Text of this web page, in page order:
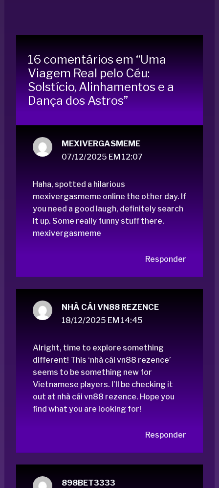
16 comentários em “Uma
Viagem Real pelo Céu:
Solstício, Alinhamentos e a
Dança dos Astros”
MEXIVERGASMEME
07/12/2025 EM 12:07
Haha, spotted a hilarious
mexivergasmeme online the other day. If
you need a good laugh, definitely search
it up. Some really funny stuff there.
mexivergasmeme
Responder
NHÀ CÁI VN88 REZENCE
18/12/2025 EM 14:45
Alright, time to explore something
different! This ‘nhà cái vn88 rezence’
seems to be something new for
Vietnamese players. I’ll be checking it
out at nhà cái vn88 rezence. Hope you
find what you are looking for!
Responder
898BET3333